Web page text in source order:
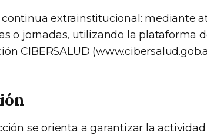
extrainstitucional: mediante
o jornadas, utilizando la plataforma
CIBERSALUD
se orienta a garantizar la